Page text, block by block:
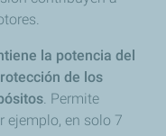
la potencia del
de los
. Permite
ejemplo, en solo 7